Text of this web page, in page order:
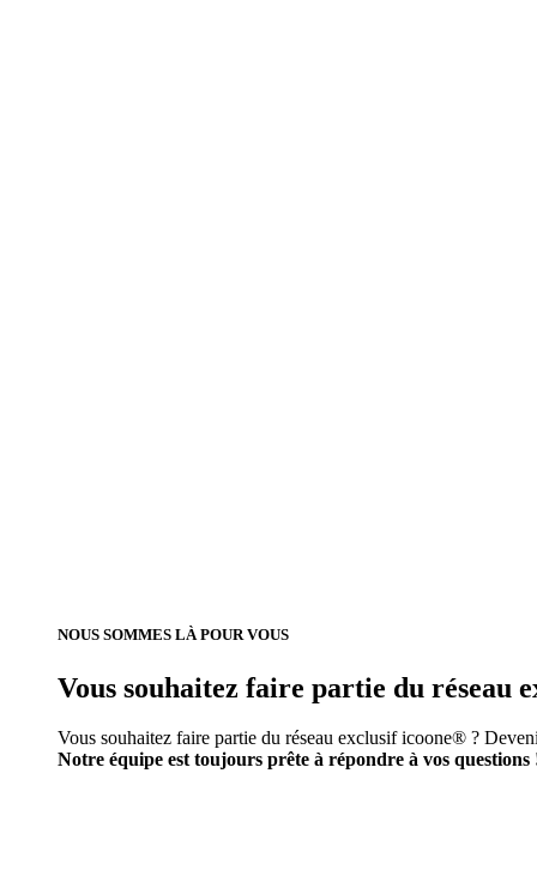
NOUS SOMMES LÀ POUR VOUS
Vous souhaitez faire partie du réseau
Vous souhaitez faire partie du réseau exclusif icoone® ?
Notre équipe est toujours prête à répondre à vos questions